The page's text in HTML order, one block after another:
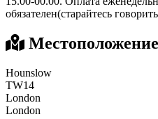
обязателен(старайтесь
Местоположение
Hounslow
TW14
London
London